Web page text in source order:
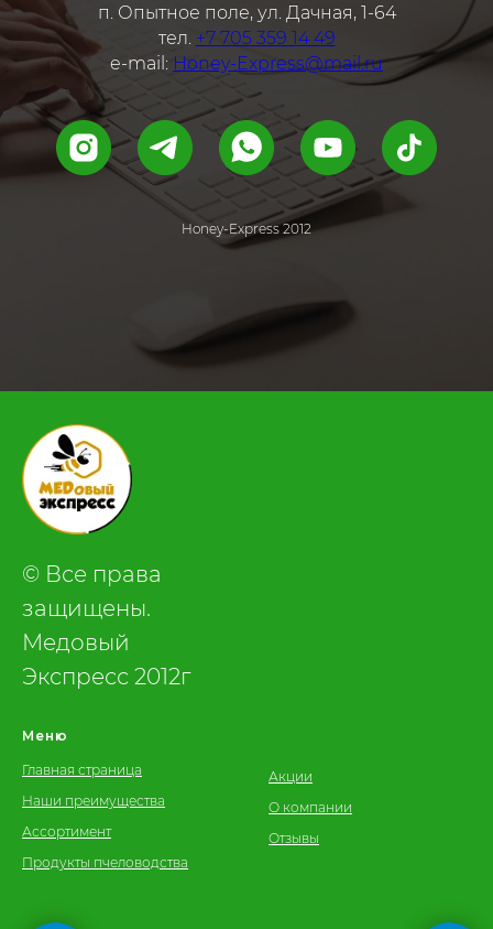
п. Опытное поле, ул. Дачная, 1-64
тел. +7 705 359 14 49
e-mail: Honey-Express@mail.ru
Honey-Express 2012
© Все права
защищены.
Медовый
Экспресс 2012г
Меню
Главная страница
Наши преимущества
Ассортимент
Продукты пчеловодства
Акции
О компании
Отзывы